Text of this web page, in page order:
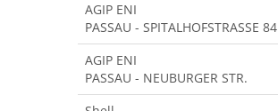
AGIP ENI
PASSAU - SPITALHOFSTRASSE 84
AGIP ENI
PASSAU - NEUBURGER STR.